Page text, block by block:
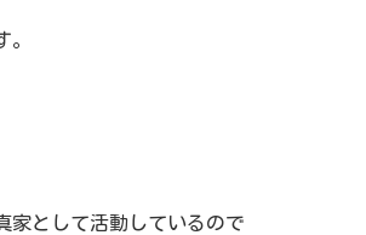
。
家として活動しているので